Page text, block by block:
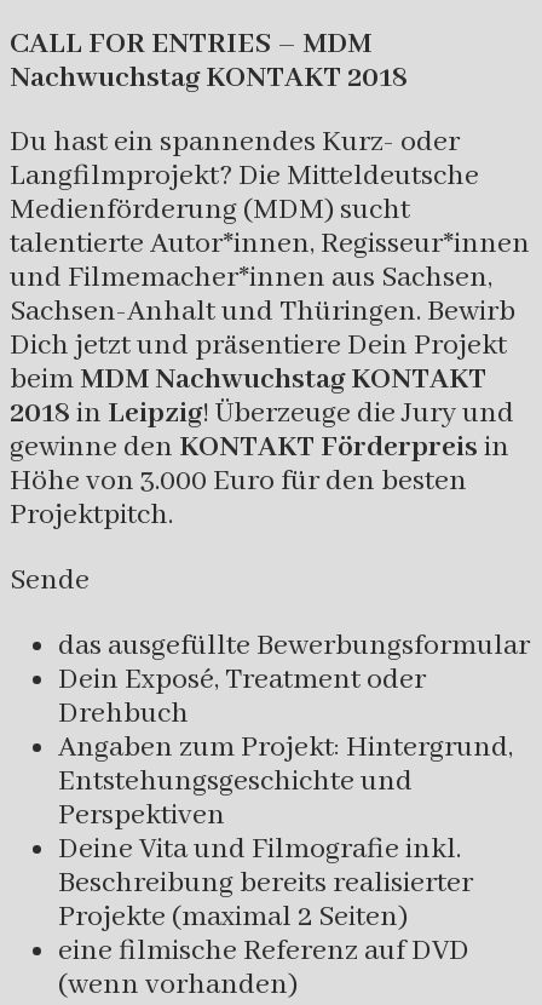
CALL FOR ENTRIES – MDM
Nachwuchstag KONTAKT 2018
Du hast ein spannendes Kurz- oder
Langfilmprojekt? Die Mitteldeutsche
Medienförderung (MDM) sucht
talentierte Autor*innen, Regisseur*innen
und Filmemacher*innen aus Sachsen,
Sachsen-Anhalt und Thüringen. Bewirb
Dich jetzt und präsentiere Dein Projekt
beimMDM Nachwuchstag KONTAKT
2018in Leipzig! Überzeuge die Jury und
gewinne den KONTAKT Förderpreisin
Höhe von 3.000 Euro für den besten
Projektpitch.
Sende
das ausgefüllte Bewerbungsformular
Dein Exposé, Treatment oder
Drehbuch
Angaben zum Projekt: Hintergrund,
Entstehungsgeschichte und
Perspektiven
Deine Vita und Filmografie inkl.
Beschreibung bereits realisierter
Projekte (maximal 2 Seiten)
eine filmische Referenz auf DVD
(wenn vorhanden)